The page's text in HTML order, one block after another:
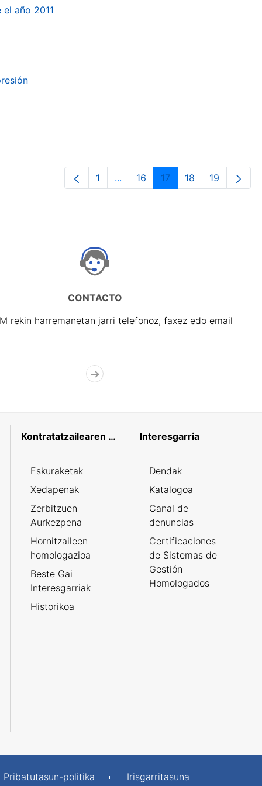
año 2011
Orrialdea
1 ...Intermediate Pages Use TAB to
Orrialdea
16 Orrialdea
17 Orrialdea
18 Orrialdea
19
CONTACTO
rekin harremanetan jarri telefonoz, faxez edo email
Kontratatzailearen profila
Eskuraketak
Xedapenak
Zerbitzuen
Aurkezpena
Hornitzaileen
homologazioa
Beste Gai
Interesgarriak
Historikoa
Interesgarria
Dendak
Katalogoa
Canal de
denuncias
Certificaciones
de Sistemas de
Gestión
Homologados
Pribatutasun-politika Irisgarritasuna